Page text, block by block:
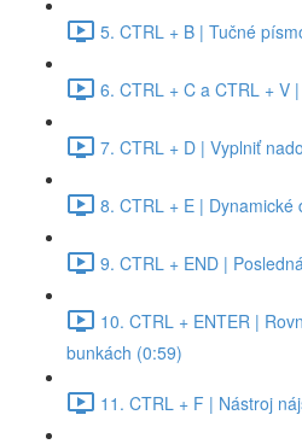
5. CTRL + B | Tučné
6. CTRL + C a CTRL + V
7. CTRL + D | Vyplniť
8. CTRL + E | Dynamické
9. CTRL + END |
10. CTRL + ENTER |
bunkách (0:59)
11. CTRL + F | Nástroj